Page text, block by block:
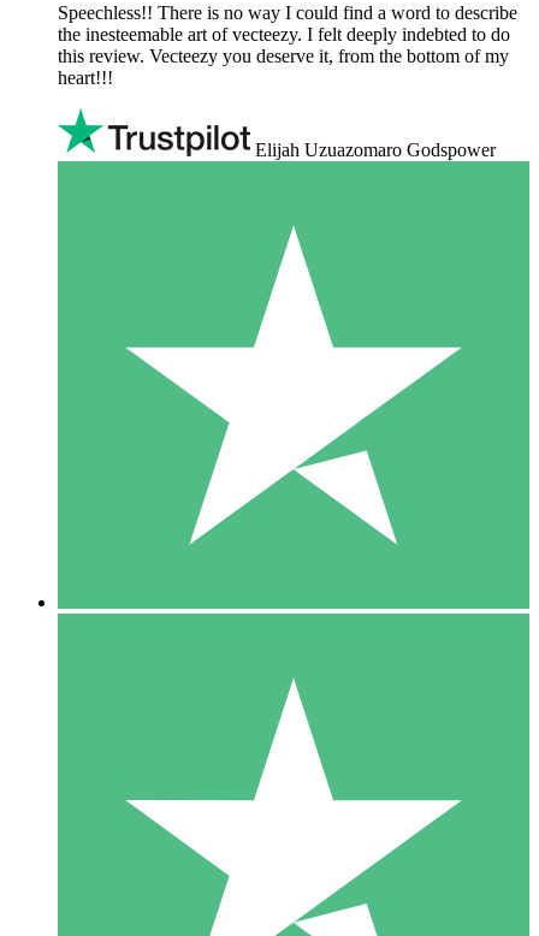
Speechless!! There is no way I could find a word to describe
the inesteemable art of vecteezy. I felt deeply indebted to do
this review. Vecteezy you deserve it, from the bottom of my
heart!!!
Elijah Uzuazomaro Godspower